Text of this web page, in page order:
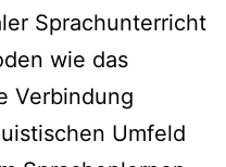
Sprachunterricht
wie das
Verbindung
Umfeld